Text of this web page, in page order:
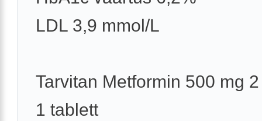
LDL 3,9 mmol/L
Tarvitan Metformin 500 mg
1 tablett